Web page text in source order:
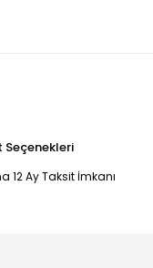
Seçenekleri
12 Ay Taksit İmkanı